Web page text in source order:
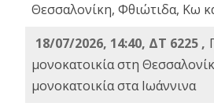
Θεσσαλονίκη, Φθιώτιδα, Κω
18/07/2026, 14:40, ΔΤ 6225 ,
μονοκατοικία στη
μονοκατοικία στα Ιωάννινα